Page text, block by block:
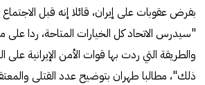
بفرض عقوبات على إيران، قائلا إنه قبل الاجتماع
"سيدرس الاتحاد كل الخيارات المتاحة، ردا على
والطريقة التي ردت بها قوات الأمن الإيرانية على
ذلك"، مطالبا طهران بتوضيح عدد القتلى